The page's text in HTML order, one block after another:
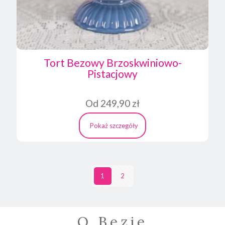
Tort Bezowy Brzoskwiniowo-
Pistacjowy
Od 249,90 zł
Pokaż szczegóły
1 2